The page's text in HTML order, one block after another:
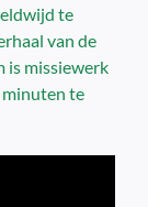
te
van de
is missiewerk
minuten te